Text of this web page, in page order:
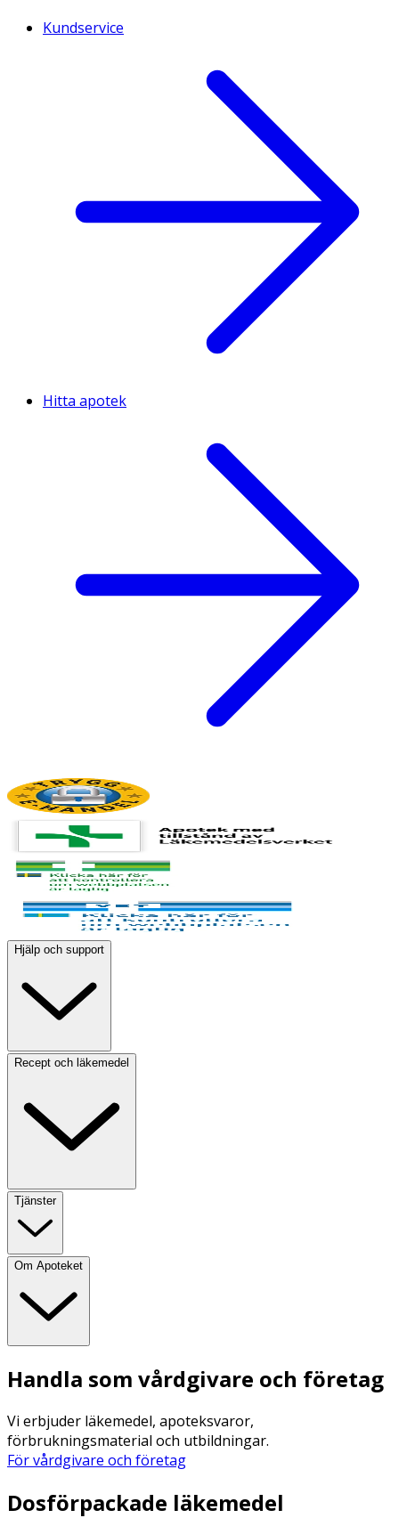
Kundservice
Hitta apotek
Hjälp och support
Recept och läkemedel
Tjänster
Om Apoteket
Handla som vårdgivare och företag
Vi erbjuder läkemedel, apoteksvaror,
förbrukningsmaterial och utbildningar.
För vårdgivare och företag
Dosförpackade läkemedel